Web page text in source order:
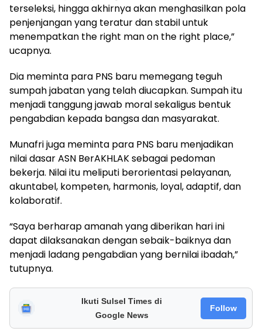
terseleksi, hingga akhirnya akan menghasilkan pola
penjenjangan yang teratur dan stabil untuk
menempatkan the right man on the right place,”
ucapnya.
Dia meminta para PNS baru memegang teguh
sumpah jabatan yang telah diucapkan. Sumpah itu
menjadi tanggung jawab moral sekaligus bentuk
pengabdian kepada bangsa dan masyarakat.
Munafri juga meminta para PNS baru menjadikan
nilai dasar ASN BerAKHLAK sebagai pedoman
bekerja. Nilai itu meliputi berorientasi pelayanan,
akuntabel, kompeten, harmonis, loyal, adaptif, dan
kolaboratif.
“Saya berharap amanah yang diberikan hari ini
dapat dilaksanakan dengan sebaik-baiknya dan
menjadi ladang pengabdian yang bernilai ibadah,”
tutupnya.
Ikuti Sulsel Times di
Google News
Follow